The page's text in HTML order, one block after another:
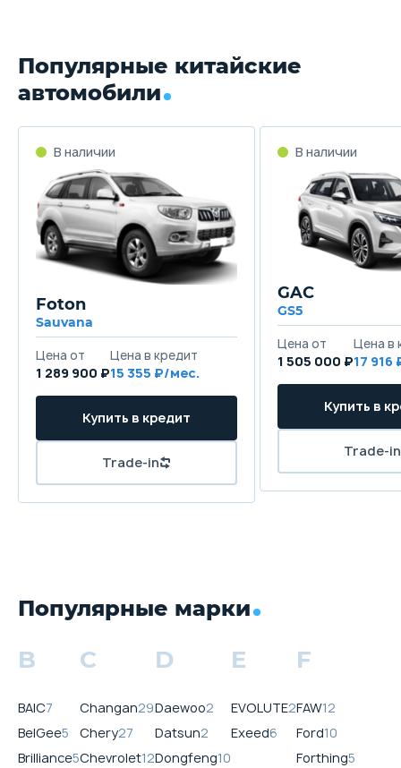
Популярные китайские
автомобили
Foton
Sauvana
1 289 900 ₽15 355
GAC
GS5
1 505 000 ₽17 916
Популярные марки
B
BAIC7
BelGee5
Brilliance5
C
Changan29
Chery27
Chevrolet12
D
Daewoo2
Datsun2
Dongfeng10
E
EVOLUTE2
Exeed6
F
FAW12
Ford10
Forthing5